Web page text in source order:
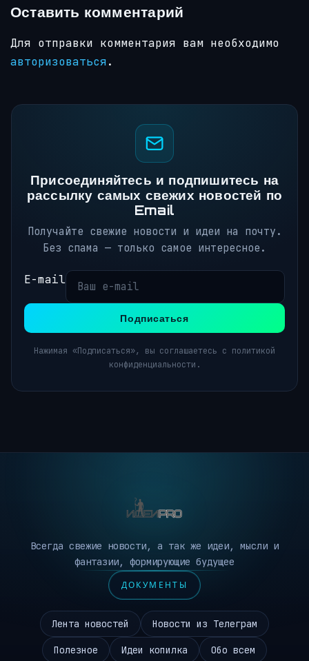
Оставить комментарий
Для отправки комментария вам необходимо
авторизоваться.
Присоединяйтесь и подпишитесь на
рассылку самых свежих новостей по
Email
Получайте свежие новости и идеи на почту.
Без спама — только самое интересное.
E-mail
Подписаться
Нажимая «Подписаться», вы соглашаетесь с политикой
конфиденциальности.
Всегда свежие новости, а так же идеи, мысли и
фантазии, формирующие будущее
ДОКУМЕНТЫ
Лента новостей Новости из Телеграм
Полезное Идеи копилка Обо всем